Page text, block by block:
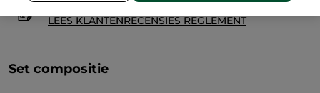
LEES KLANTENRECENSIES REGLEMENT
Set compositie